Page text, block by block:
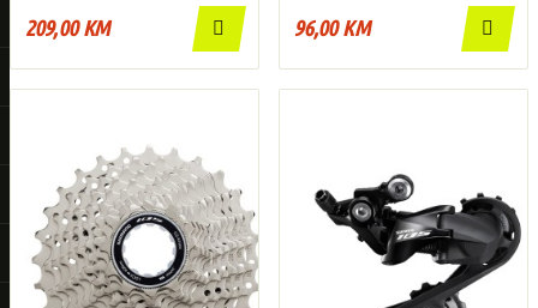
209,00 KM  96,00 KM 